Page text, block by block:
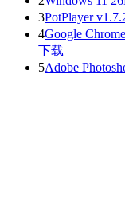
3PotPlayer
4Google
下载
5Adobe